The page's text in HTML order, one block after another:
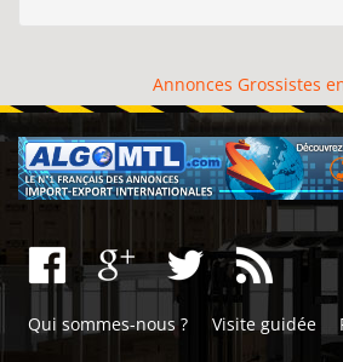
Annonces Grossistes
Qui sommes-nous ? Visite guidée